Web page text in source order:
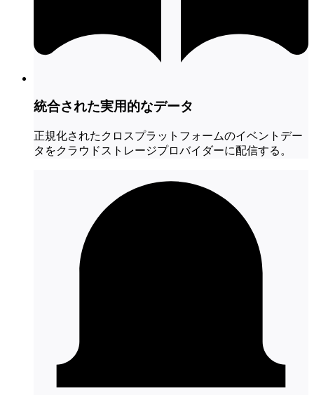
統合された実用的なデータ
正規化されたクロスプラットフォームのイベントデー
タをクラウドストレージプロバイダーに配信する。